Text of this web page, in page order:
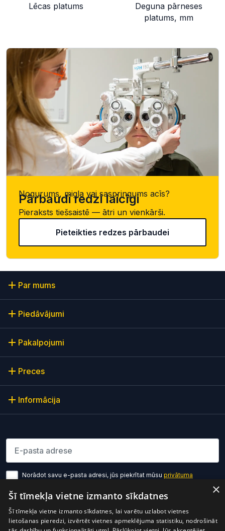
Lēcas platums
Deguna pārneses
platums, mm
Nogurums, migla vai saspringums acīs?
Pārbaudi redzi laicīgi
Pieraksts tiešsaistē — ātri un vienkārši.
Pieteikties redzes pārbaudei
Par mums
Piedāvājumi
Pakalpojumi
Preces
Informācija
Lūdzu ievadiet e-pasta adresi
Norādot savu e-pasta adresi, jūs piekrītat mūsu privātuma
Pierakstīties
×
Šī tīmekļa vietne izmanto sīkdatnes
Šī tīmekļa vietne izmanto sīkdatnes, lai varētu uzlabot vietnes
lietošanas pieredzi, izvērtēt vietnes apmeklējuma statistiku, nodrošināt